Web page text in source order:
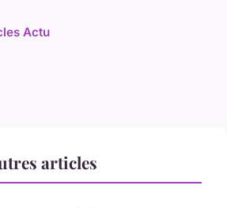
Actu
articles